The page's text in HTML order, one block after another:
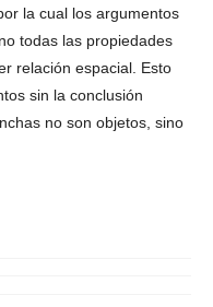
la cual los argumentos
todas las propiedades
relación espacial. Esto
sin la conclusión
no son objetos, sino